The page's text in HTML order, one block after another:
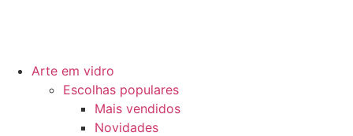
Arte em vidro
Escolhas populares
Mais vendidos
Novidades